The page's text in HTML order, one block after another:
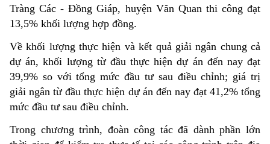
Tràng Các - Đồng Giáp, huyện Văn Quan thi công đạt
13,5% khối lượng hợp đồng.
Về khối lượng thực hiện và kết quả giải ngân chung cả
dự án, khối lượng từ đầu thực hiện dự án đến nay đạt
39,9% so với tổng mức đầu tư sau điều chỉnh; giá trị
giải ngân từ đầu thực hiện dự án đến nay đạt 41,2% tổng
mức đầu tư sau điều chỉnh.
Trong chương trình, đoàn công tác đã dành phần lớn